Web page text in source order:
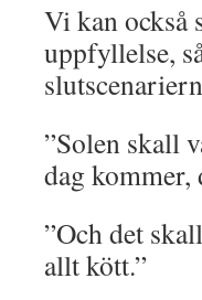
Vi kan också
uppfyllelse,
”Solen skall
dag kommer,
”Och det
allt kött.”